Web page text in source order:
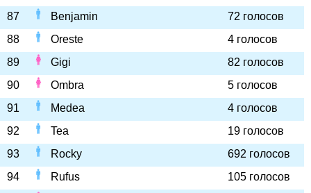
87
Benjamin
72 голосов
88
Oreste
4 голосов
89
Gigi
82 голосов
90
Ombra
5 голосов
91
Medea
4 голосов
92
Tea
19 голосов
93
Rocky
692 голосов
94
Rufus
105 голосов